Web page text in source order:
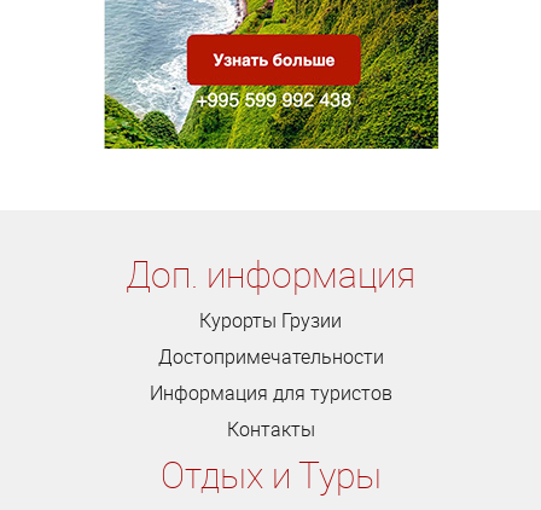
Доп. информация
Курорты Грузии
Достопримечательности
Информация для туристов
Контакты
Отдых и Туры